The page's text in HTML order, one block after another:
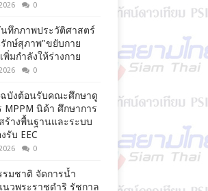
0
ทึกภาพประวัติศาสตร์
กษ์สุภาพ"ขยับกาย
พิ่มกำลังให้ร่างกาย
0
บังต้อนรับคณะศึกษาดู
MPPM นิด้า ศึกษาการ
างพื้นฐานและระบบ
รับ EEC
0
มชาติ จัดการน้ำ
วพระราชดำริ รัชกาล